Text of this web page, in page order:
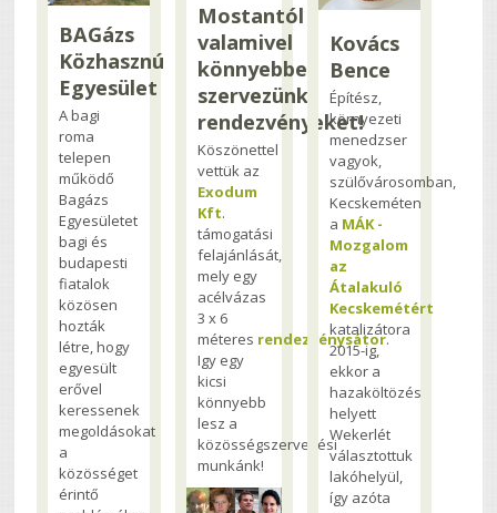
BAGázs
Közhasznú
Egyesület
A bagi
roma
telepen
működő
Bagázs
Egyesületet
bagi és
budapesti
fiatalok
közösen
hozták
létre, hogy
egyesült
erővel
keressenek
megoldásokat
a
közösséget
érintő
Mostantól
valamivel
könnyebben
szervezünk
rendezvényeket!
Köszönettel
vettük az
Exodum
Kft.
támogatási
felajánlását,
mely egy
acélvázas
3 x 6
méteres rendezvénysátor.
Igy egy
kicsi
könnyebb
lesz a
közösségszervezési
munkánk!
Kovács
Bence
Építész,
környezeti
menedzser
vagyok,
szülővárosomban,
Kecskeméten
a MÁK -
Mozgalom
az
Átalakuló
Kecskemétért
katalizátora
2015-ig,
ekkor a
hazaköltözés
helyett
Wekerlét
választottuk
lakóhelyül,
így azóta